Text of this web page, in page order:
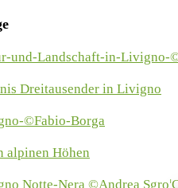
Dreitausender in Livigno
alpinen Höhen